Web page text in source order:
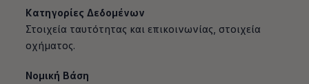
Κατηγορίες Δεδομένων
Στοιχεία ταυτότητας και επικοινωνίας, στοιχεία
οχήματος.
Νομική Βάση